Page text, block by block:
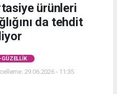
ürünleri
da tehdit
GÜZELLIK
29.06.2026 - 11:35